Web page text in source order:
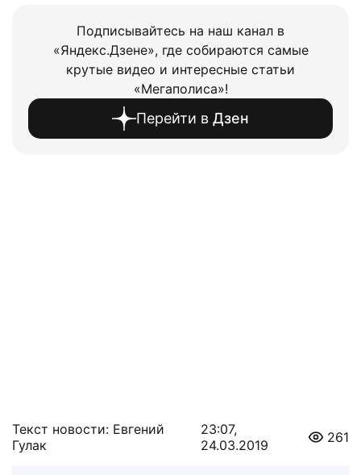
Подписывайтесь на наш канал в
«Яндекс.Дзене», где собираются самые
крутые видео и интересные статьи
«Мегаполиса»!
Перейти в Дзен
Текст новости: Евгений
Гулак
23:07,
24.03.2019
261